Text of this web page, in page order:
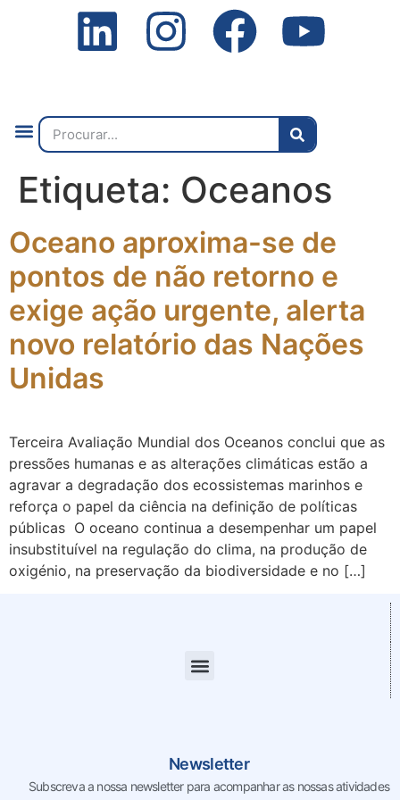
Etiqueta: Oceanos
Oceano aproxima-se de
pontos de não retorno e
exige ação urgente, alerta
novo relatório das Nações
Unidas
Terceira Avaliação Mundial dos Oceanos conclui que as
pressões humanas e as alterações climáticas estão a
agravar a degradação dos ecossistemas marinhos e
reforça o papel da ciência na definição de políticas
públicas O oceano continua a desempenhar um papel
insubstituível na regulação do clima, na produção de
oxigénio, na preservação da biodiversidade e no […]
Newsletter
Subscreva a nossa newsletter para acompanhar as nossasatividades